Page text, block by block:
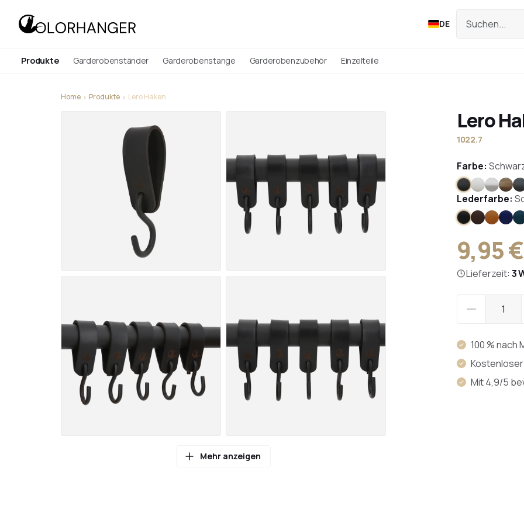
DE
Produkte Garderobenständer Garderobenstange Garderobenzubehör Einzelteile
Home Produkte Lero Haken
Mehr anzeigen
Lero
1022.7
Farbe:
Schwarz
Weiß
Lederfarbe:
Schwarz
Braun Blau
9,95 €
Lieferzeit: 3
100 % nach
Mit 4,9/5